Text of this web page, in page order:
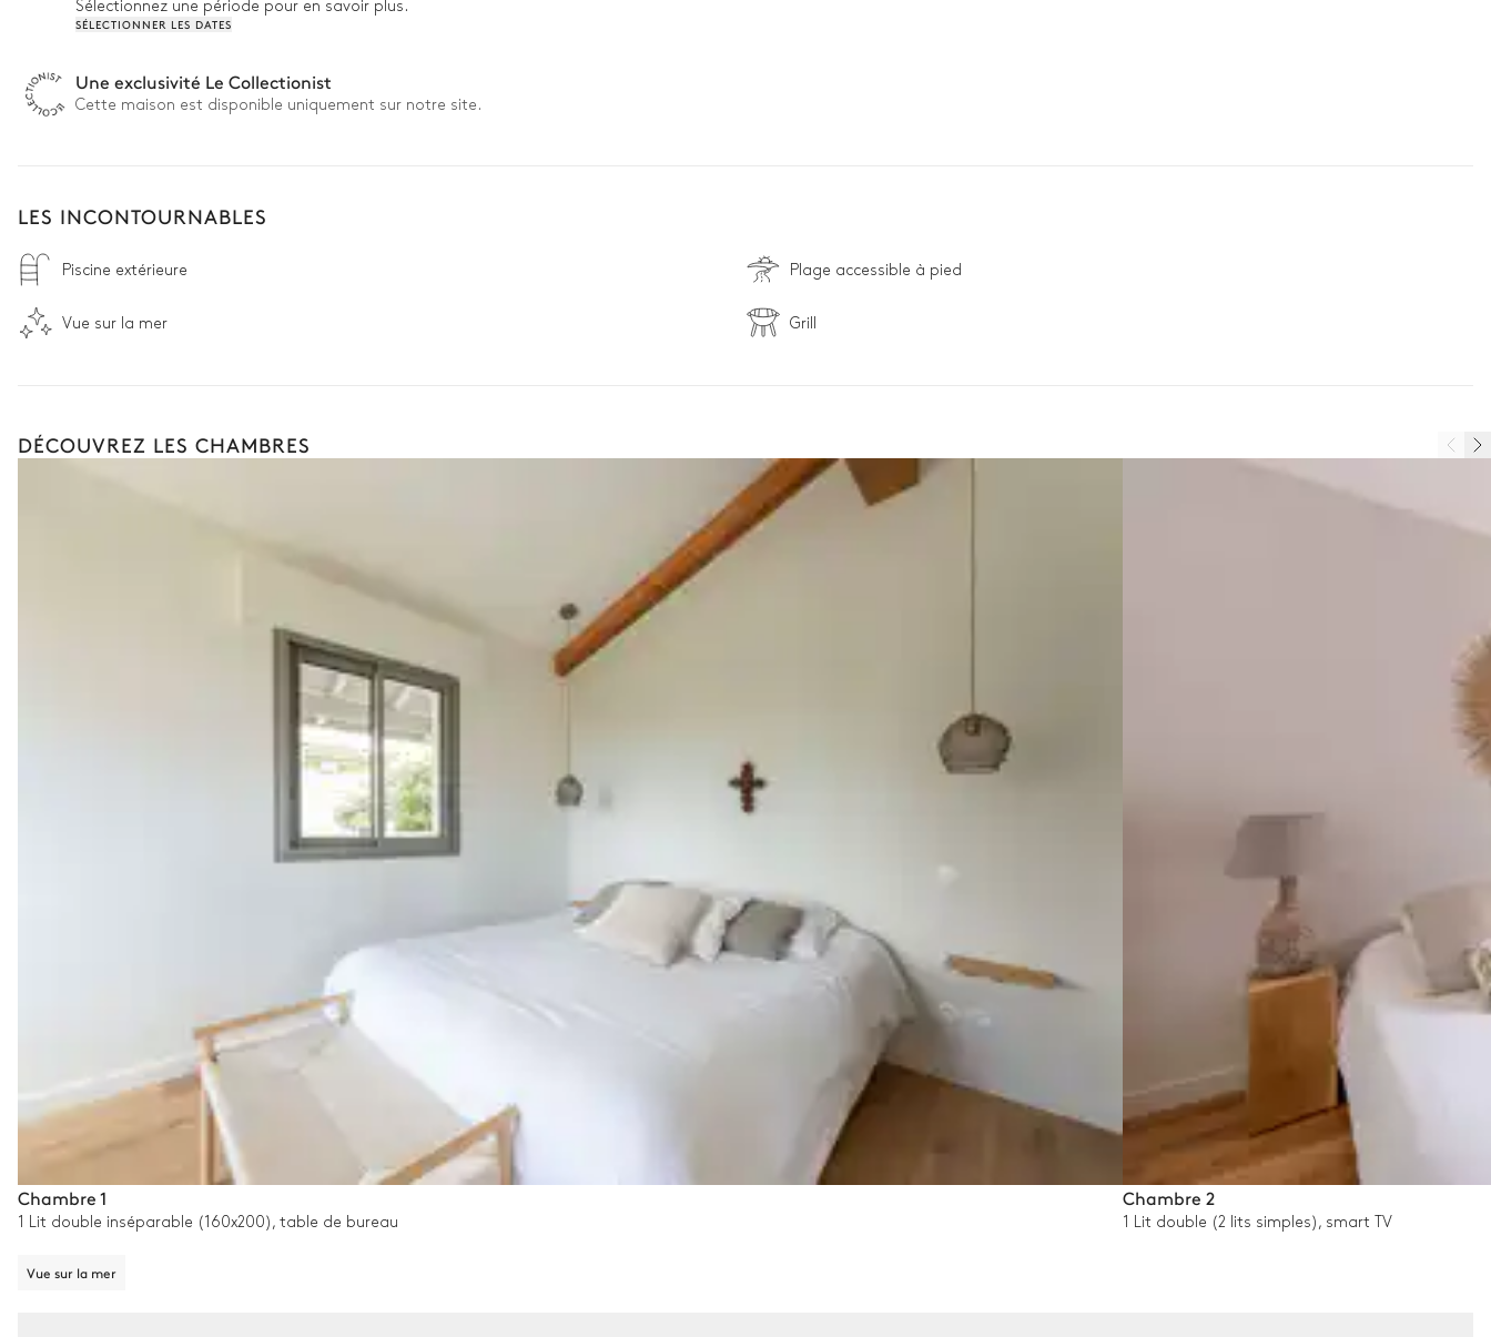
Sélectionnez une période pour en savoir plus.
SÉLECTIONNER LES DATES
Une exclusivité Le Collectionist
Cette maison est disponible uniquement sur notre site.
LES INCONTOURNABLES
Piscine extérieure Plage accessible à pied
Vue sur la mer Grill
DÉCOUVREZ LES CHAMBRES
Chambre 1
1 Lit double inséparable (160x200), table de bureau
Vue sur la mer
Chambre 2
1 Lit double (2 lits simples), smart TV